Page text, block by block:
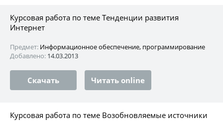
Курсовая работа по теме Тенденции развития
Интернет
Предмет: Информационное обеспечение, программирование
Добавлено: 14.03.2013
Скачать Читать online
Курсовая работа по теме Возобновляемые источники